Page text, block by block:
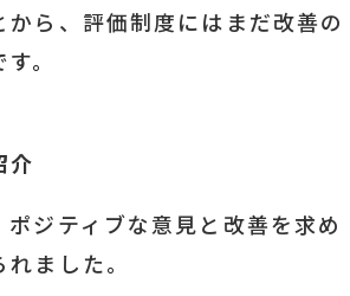
ら、評価制度にはまだ改善の
。
介
ジティブな意見と改善を求め
ました。